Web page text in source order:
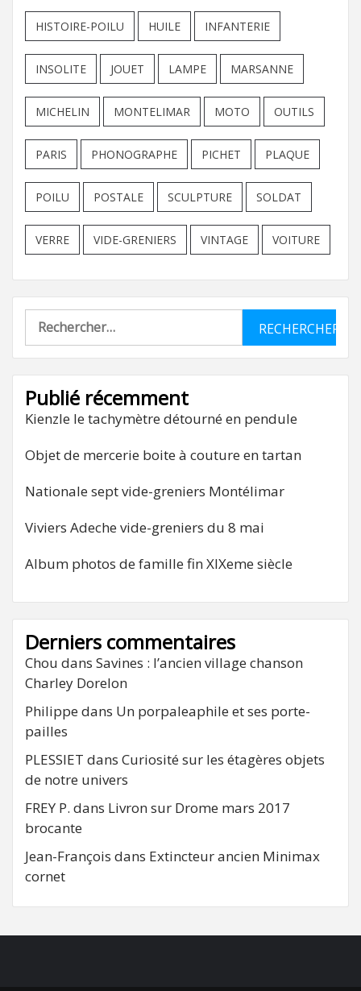
HISTOIRE-POILU HUILE INFANTERIE
INSOLITE JOUET LAMPE MARSANNE
MICHELIN MONTELIMAR MOTO OUTILS
PARIS PHONOGRAPHE PICHET PLAQUE
POILU POSTALE SCULPTURE SOLDAT
VERRE VIDE-GRENIERS VINTAGE VOITURE
Rechercher :
Publié récemment
Kienzle le tachymètre détourné en pendule
Objet de mercerie boite à couture en tartan
Nationale sept vide-greniers Montélimar
Viviers Adeche vide-greniers du 8 mai
Album photos de famille fin XIXeme siècle
Derniers commentaires
Chou dans Savines : l’ancien village chanson
Charley Dorelon
Philippe dans Un porpaleaphile et ses porte-
pailles
PLESSIET dans Curiosité sur les étagères objets
de notre univers
FREY P. dans Livron sur Drome mars 2017
brocante
Jean-François dans Extincteur ancien Minimax
cornet